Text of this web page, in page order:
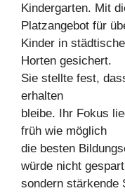
Kindergarten. Mit
Platzangebot für
Kinder in
Horten gesichert.
Sie stellte fest,
erhalten
bleibe. Ihr Fokus
früh wie möglich
die besten
würde nicht
sondern stärkende